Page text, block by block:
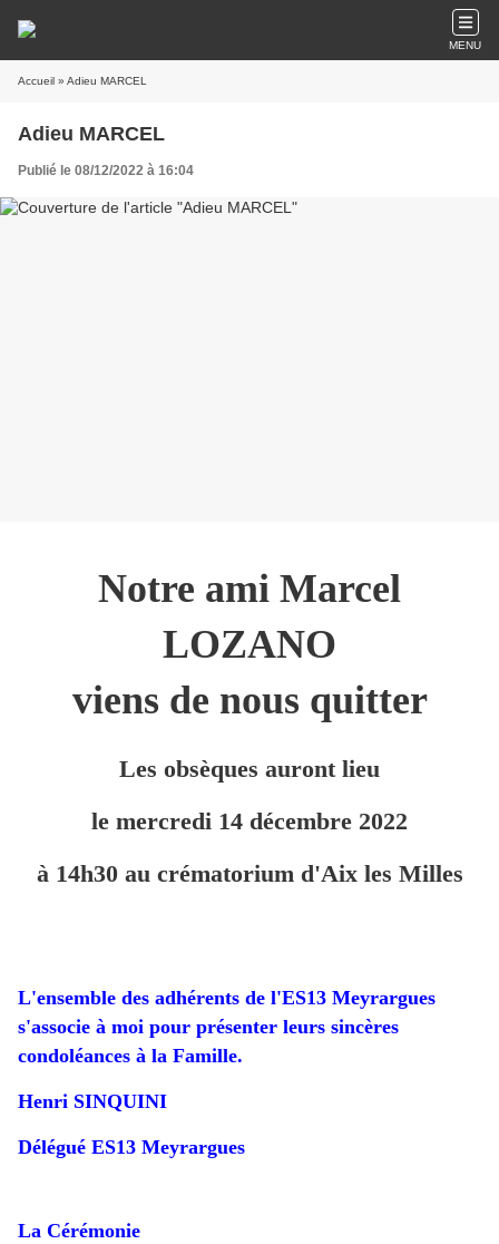
MENU
Accueil » Adieu MARCEL
Adieu MARCEL
Publié le 08/12/2022 à 16:04
Notre ami Marcel
LOZANO
viens de nous quitter
Les obsèques auront lieu
le mercredi 14 décembre 2022
à 14h30 au crématorium d'Aix les Milles
L'ensemble des adhérents de l'ES13 Meyrargues
s'associe à moi pour présenter leurs sincères
condoléances à la Famille.
Henri SINQUINI
Délégué ES13 Meyrargues
La Cérémonie